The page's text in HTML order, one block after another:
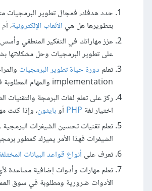
حدد هدفك، فمجال تطوير البرمجيات
بتطويرها هل هي الألعاب الإلكترونية،
عزز مهاراتك في التفكير المنطقي
على تطوير البرمجيات وحل مشكلاتها
تعلم دورة حياة تطوير البرمجيات
implementation والمهام المطلوبة في كل مرحلة.
ركز على تعلم لغات البرمجة
اختيار لغة PHP أوبايثون، وإذا كنت
تعلم تقنيات تحسين الشيفرات
الشيفرات فهذا الأمر يميزك كمطور
تعرف على أنواع قواعد البيانات
تعلم مهارات وأدوات إضافية مساعدة
الأدوات ضرورية ومطلوبة في سوق